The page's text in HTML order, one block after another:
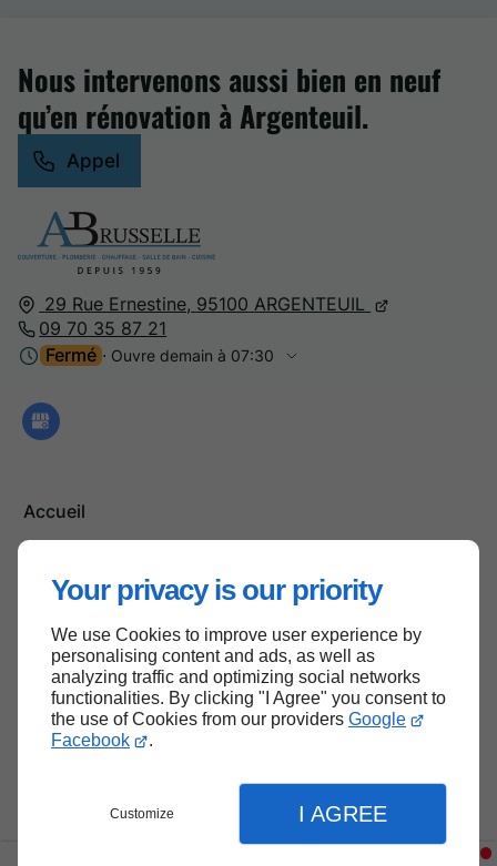
Your privacy is our priority
We use Cookies to improve user experience by
personalising content and ads, as well as
analyzing traffic and optimizing social networks
functionalities. By clicking "I Agree" you consent to
the use of Cookies from our providers Google
Facebook
.
Customize I AGREE
29 Rue Ernestine, 95100 ARGENTEUIL
09 70 35 87 21
Fermé ⋅ Ouvre demain à 07:30
Accueil
Contactez-nous
Mentions légales
Nous intervenons aussi bien en neuf
qu’en rénovation à Argenteuil.
Appel
Haut de page